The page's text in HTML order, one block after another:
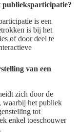
publieksparticipatie?
is een
is bij het
of door deel te
van een
zich door de
waarbij het publiek
tot
enkel toeschouwer